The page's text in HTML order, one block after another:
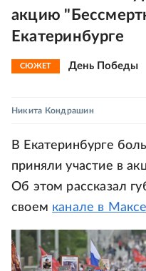
акцию
Екатеринбурге
СЮЖЕТ День Победы
Никита Кондрашин
В Екатеринбурге
приняли участие в
Об этом рассказал
своем канале в Максе